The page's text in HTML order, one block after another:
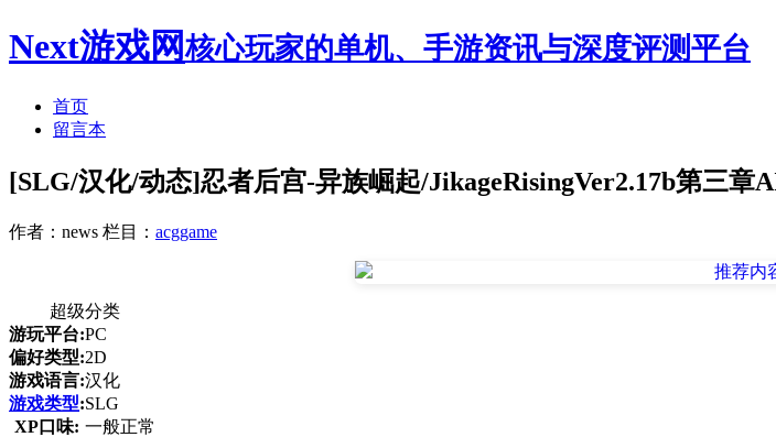
Next游戏网核心玩家的单机、手游资讯与深度评测平台
首页
留言本
[SLG/汉化/动态]忍者后宫-异族崛起/JikageRisingVer2.17b第三章
作者：news 栏目： acggame
超级分类
游玩平台:PC
偏好类型:2D
游戏语言:汉化
游戏类型:SLG
XP口味: 一般正常